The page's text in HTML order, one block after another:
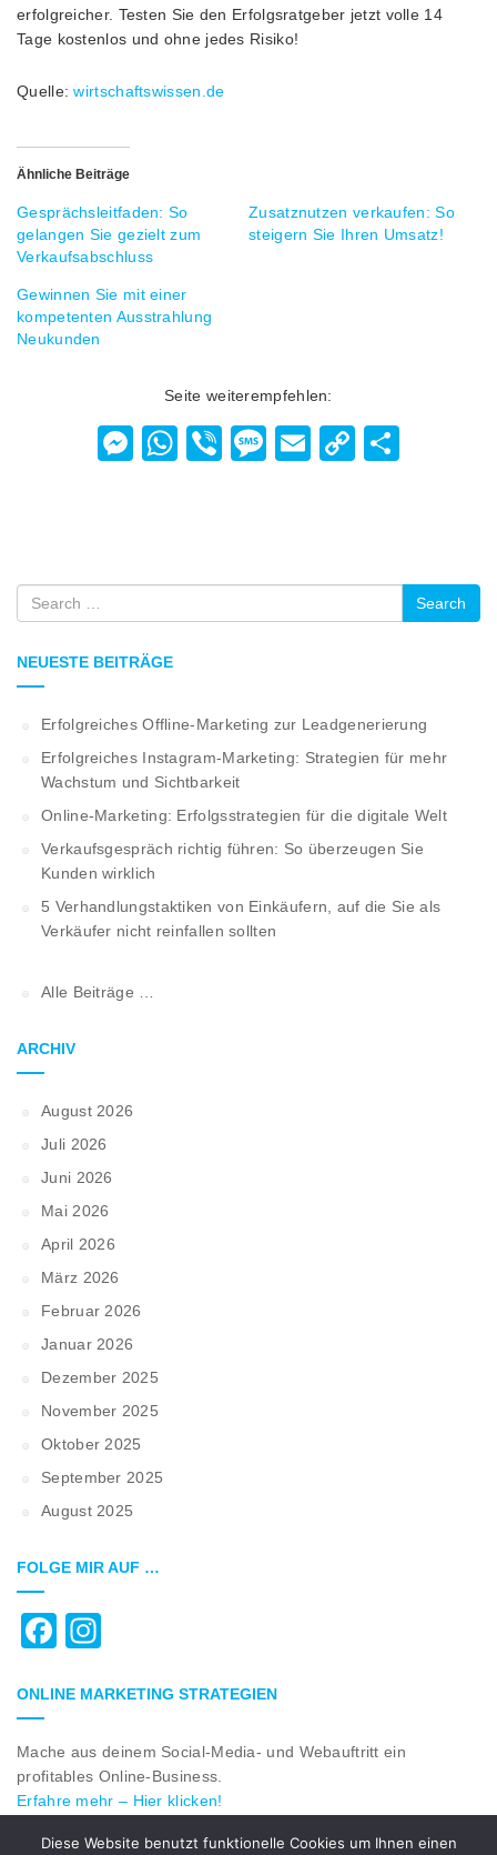
erfolgreicher. Testen Sie den Erfolgsratgeber jetzt volle 14
Tage kostenlos und ohne jedes Risiko!
Quelle:wirtschaftswissen.de
Ähnliche Beiträge
Gesprächsleitfaden: So
gelangen Sie gezielt zum
Verkaufsabschluss
Zusatznutzen verkaufen: So
steigern Sie Ihren Umsatz!
Gewinnen Sie mit einer
kompetenten Ausstrahlung
Neukunden
Seite weiterempfehlen:
Messenger
WhatsApp
ViberMessage
Email
Copy
Search
NEUESTE BEITRÄGE
Erfolgreiches Offline-Marketing zur Leadgenerierung
Erfolgreiches Instagram-Marketing: Strategien für mehr
Wachstum und Sichtbarkeit
Online-Marketing: Erfolgsstrategien für die digitale Welt
Verkaufsgespräch richtig führen: So überzeugen Sie
Kunden wirklich
5 Verhandlungstaktiken von Einkäufern, auf die Sie als
Verkäufer nicht reinfallen sollten
Alle Beiträge …
ARCHIV
August 2026
Juli 2026
Juni 2026
Mai 2026
April 2026
März 2026
Februar 2026
Januar 2026
Dezember 2025
November 2025
Oktober 2025
September 2025
August 2025
FOLGE MIR AUF …
Facebook
ONLINE MARKETING STRATEGIEN
Mache aus deinem Social-Media- und Webauftritt ein
profitables Online-Business.
Erfahre mehr – Hier klicken!
Diese Website benutzt funktionelle Cookies um Ihnen einen